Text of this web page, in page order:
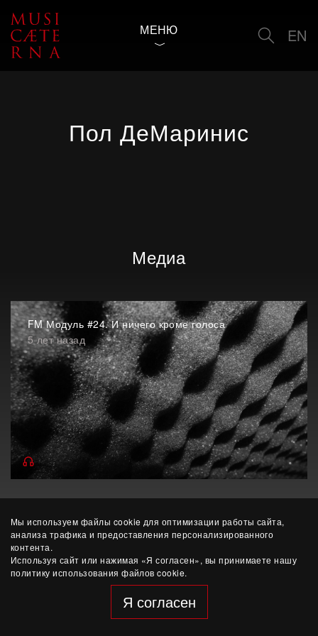
Мы используем файлы cookie для оптимизации работы сайта,
анализа трафика и предоставления персонализированного
контента.
Используя сайт или нажимая «Я согласен», вы принимаете нашу
политику использования файлов cookie.
Я согласен
МЕНЮ EN
Пол ДеМаринис
Медиа
FM Модуль #24. И ничего кроме голоса
5 лет назад
© ЧУК «Этерна»
разработка сайта — Yep!